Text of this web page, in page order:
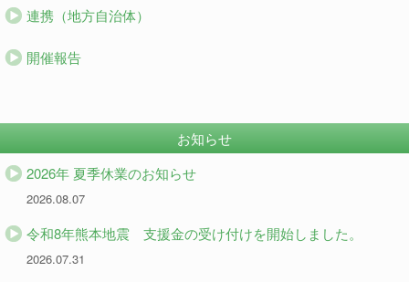
連携（地方自治体）
開催報告
お知らせ
2026年 夏季休業のお知らせ
2026.08.07
令和8年熊本地震 支援金の受け付けを開始しました。
2026.07.31